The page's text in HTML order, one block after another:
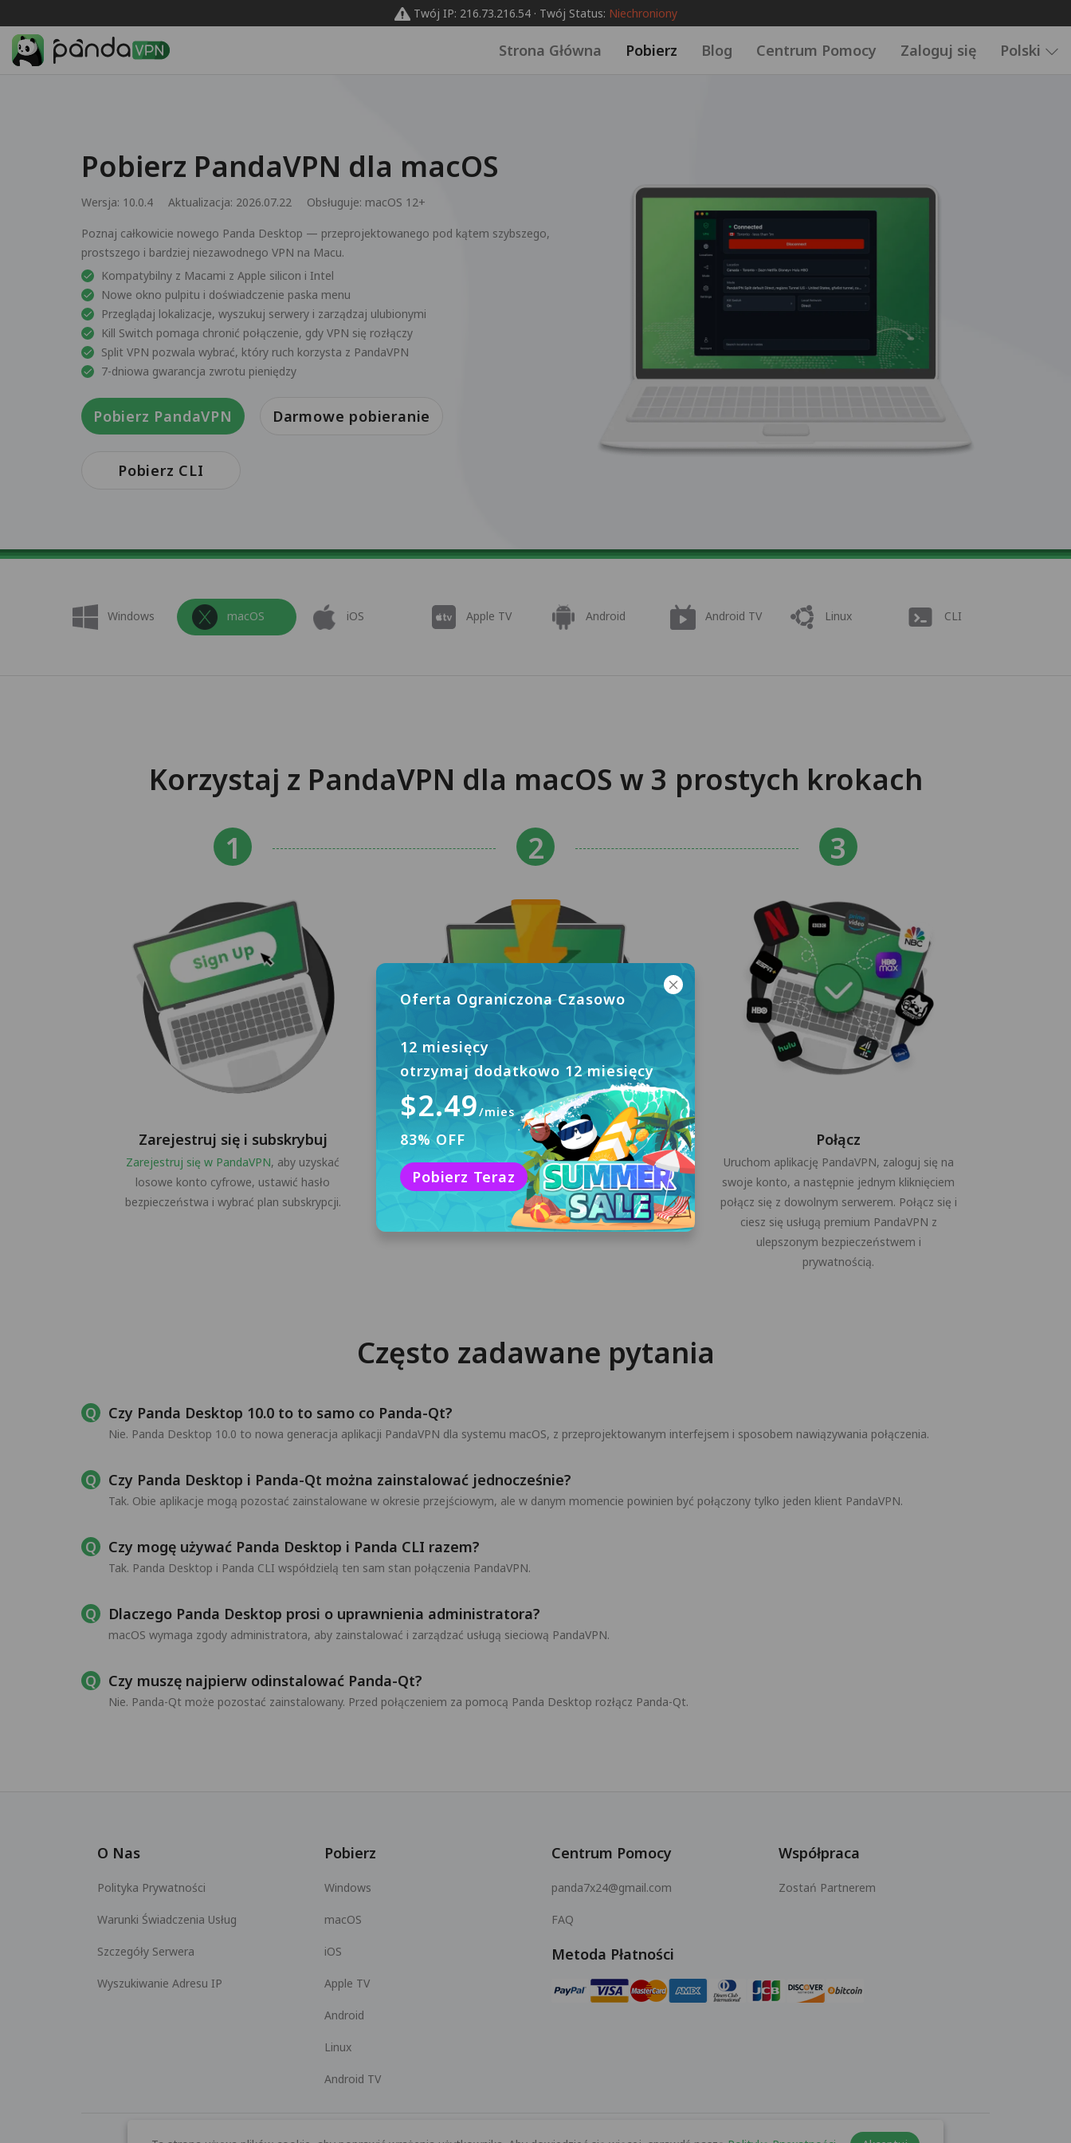
Twój IP: 216.73.216.54 · Twój Status: Niechroniony
Strona Główna Pobierz Blog Centrum Pomocy Zaloguj się Polski
Pobierz PandaVPN dla macOS
Wersja: 10.0.4 Aktualizacja: 2026.07.22 Obsługuje: macOS 12+
Poznaj całkowicie nowego Panda Desktop — przeprojektowanego pod kątem szybszego,
prostszego i bardziej niezawodnego VPN na Macu.
Kompatybilny z Macami z Apple silicon i Intel
Nowe okno pulpitu i doświadczenie paska menu
Przeglądaj lokalizacje, wyszukuj serwery i zarządzaj ulubionymi
Kill Switch pomaga chronić połączenie, gdy VPN się rozłączy
Split VPN pozwala wybrać, który ruch korzysta z PandaVPN
7-dniowa gwarancja zwrotu pieniędzy
Pobierz PandaVPN Darmowe pobieranie
Pobierz CLI
Windows macOS iOS Apple TV Android Android TV Linux CLI
Korzystaj z PandaVPN dla macOS w 3 prostych krokach
Zarejestruj się i subskrybuj
Zarejestruj się w PandaVPN, aby uzyskać
losowe konto cyfrowe, ustawić hasło
bezpieczeństwa i wybrać plan subskrypcji.
Pobierz i zainstaluj
Kliknij „Darmowe pobieranie”, aby pobrać
PandaVPN dla macOS i zainstalować go na
swoim komputerze.
Połącz
Uruchom aplikację PandaVPN, zaloguj się na
swoje konto, a następnie jednym kliknięciem
połącz się z dowolnym serwerem. Połącz się i
ciesz się usługą premium PandaVPN z
ulepszonym bezpieczeństwem i
prywatnością.
Często zadawane pytania
Czy Panda Desktop 10.0 to to samo co Panda-Qt?
Nie. Panda Desktop 10.0 to nowa generacja aplikacji PandaVPN dla systemu macOS, z przeprojektowanym interfejsem i sposobem nawiązywania połączenia.
Czy Panda Desktop i Panda-Qt można zainstalować jednocześnie?
Tak. Obie aplikacje mogą pozostać zainstalowane w okresie przejściowym, ale w danym momencie powinien być połączony tylko jeden klient PandaVPN.
Czy mogę używać Panda Desktop i Panda CLI razem?
Tak. Panda Desktop i Panda CLI współdzielą ten sam stan połączenia PandaVPN.
Dlaczego Panda Desktop prosi o uprawnienia administratora?
macOS wymaga zgody administratora, aby zainstalować i zarządzać usługą sieciową PandaVPN.
Czy muszę najpierw odinstalować Panda-Qt?
Nie. Panda-Qt może pozostać zainstalowany. Przed połączeniem za pomocą Panda Desktop rozłącz Panda-Qt.
Oferta Ograniczona Czasowo
12 miesięcy
otrzymaj dodatkowo 12 miesięcy
$2.49/mies
83% OFF
Pobierz Teraz
O Nas
Polityka Prywatności
Warunki Świadczenia Usług
Szczegóły Serwera
Wyszukiwanie Adresu IP
Pobierz
Windows
macOS
iOS
Apple TV
Android
Linux
Android TV
Centrum Pomocy
panda7x24@gmail.com
FAQ
Współpraca
Zostań Partnerem
Metoda Płatności